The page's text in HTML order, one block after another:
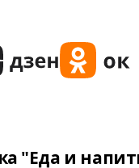
"Еда и